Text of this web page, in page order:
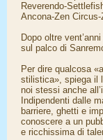
Reverendo-
Ancona-Zen Circus-
Dopo oltre
sul palco di
Per dire qualcosa
stilistica», spiega il
noi stessi anche
Indipendenti dalle
barriere, ghetti e
conoscere a un
e ricchissima di